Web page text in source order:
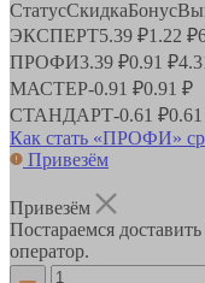
СтатусСкидкаБонус
ЭКСПЕРТ5.39 ₽1.22 ₽
ПРОФИ3.39 ₽0.91 ₽
МАСТЕР-0.91 ₽0.91 ₽
СТАНДАРТ-0.61 ₽
Как стать «ПРОФИ»
Привезём
Привезём
Постараемся
оператор.